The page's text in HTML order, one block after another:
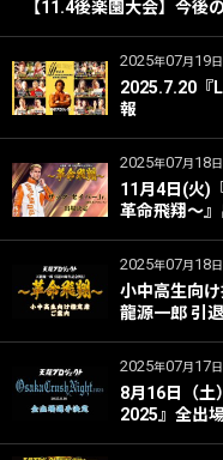
【11.4後楽園大会】今後
2025年07月 19日
2025.7.20『
報
2025年07月 18日
11月4日(火)
革命飛翔～
2025年07月 18日
小中高生向
龍源一郎 引
2025年07月 17日
8月16日（
2025』全出